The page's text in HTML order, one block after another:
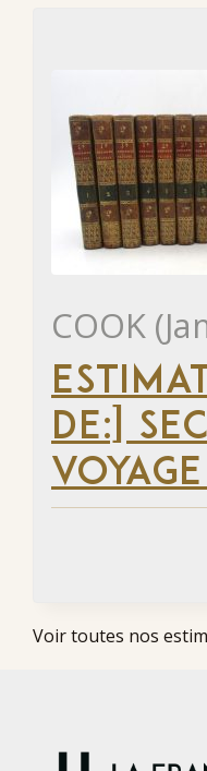
COOK
DE:]
Voir toutes nos